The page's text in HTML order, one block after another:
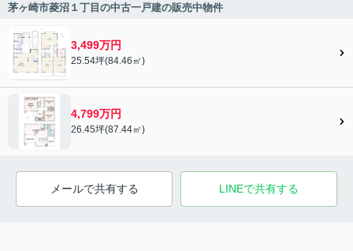
茅ヶ崎市菱沼１丁目の中古一戸建の販売中物件
3,499万円
25.54坪(84.46㎡)
4,799万円
26.45坪(87.44㎡)
メールで共有する LINEで共有する